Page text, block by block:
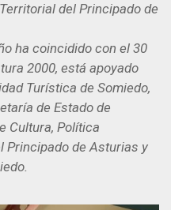
del Principado de
ha coincidido con el 30
2000, está apoyado
Turística de Somiedo,
de Estado de
Cultura, Política
Principado de Asturias y